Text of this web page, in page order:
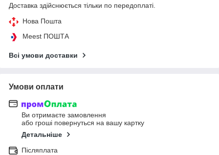
Доставка здійснюється тільки по передоплаті.
Нова Пошта
Meest ПОШТА
Всі умови доставки
Умови оплати
Ви отримаєте замовлення
або гроші повернуться на вашу картку
Детальніше
Післяплата